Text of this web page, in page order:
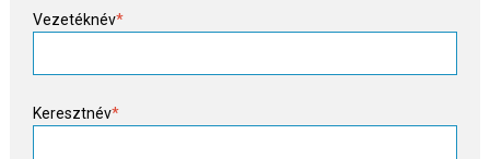
Vezetéknév*
Keresztnév*